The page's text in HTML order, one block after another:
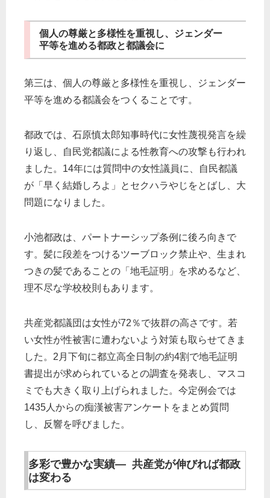
個人の尊厳と多様性を重視し、ジェンダー
平等を進める都政と都議会に
第三は、個人の尊厳と多様性を重視し、ジェンダー
平等を進める都議会をつくることです。
都政では、石原慎太郎知事時代に女性蔑視発言を繰
り返し、自民党都議による性教育への攻撃も行われ
ました。14年には質問中の女性議員に、自民都議
が「早く結婚しろよ」とセクハラやじをとばし、大
問題になりました。
小池都政は、パートナーシップ条例に後ろ向きで
す。髪に段差をつけるツーブロック禁止や、生まれ
つきの髪であることの「地毛証明」を求めるなど、
理不尽な学校校則もあります。
共産党都議団は女性が72％で抜群の高さです。若
い女性が性被害に遭わないよう対策も取らせてきま
した。2月下旬に都立高全日制の約4割で地毛証明
書提出が求められているとの調査を発表し、マスコ
ミでも大きく取り上げられました。今定例会では
1435人からの痴漢被害アンケートをまとめ質問
し、反響を呼びました。
多彩で豊かな実績— 共産党が伸びれば都政
は変わる